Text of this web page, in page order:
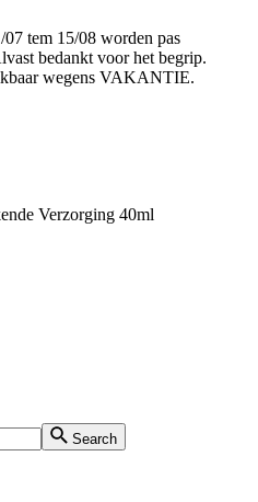
tem 15/08 worden pas
bedankt voor het begrip.
wegens VAKANTIE.
Verzorging 40ml
Search